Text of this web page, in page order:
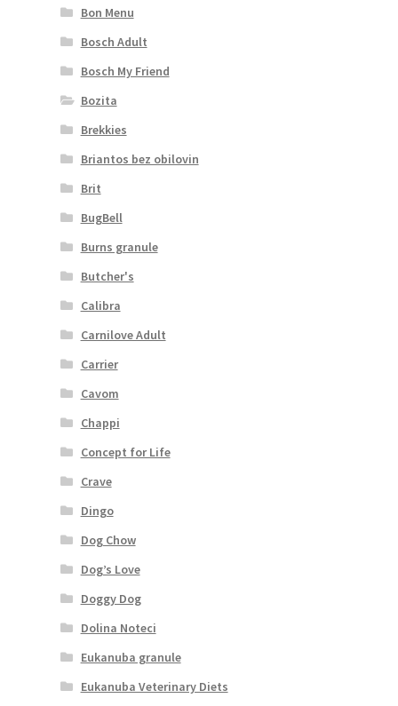
Bon Menu
Bosch Adult
Bosch My Friend
Bozita
Brekkies
Briantos bez obilovin
Brit
BugBell
Burns granule
Butcher's
Calibra
Carnilove Adult
Carrier
Cavom
Chappi
Concept for Life
Crave
Dingo
Dog Chow
Dog’s Love
Doggy Dog
Dolina Noteci
Eukanuba granule
Eukanuba Veterinary Diets